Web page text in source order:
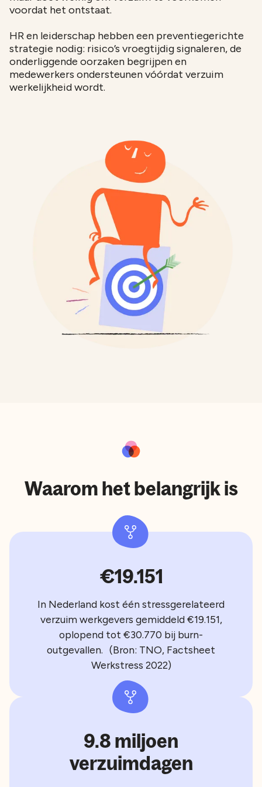
voordat het ontstaat.
HR en leiderschap hebben een preventiegerichte
strategie nodig: risico’s vroegtijdig signaleren, de
onderliggende oorzaken begrijpen en
medewerkers ondersteunen vóórdat verzuim
werkelijkheid wordt.
Waarom het belangrijk is
€19.151
In Nederland kost één stressgerelateerd
verzuim werkgevers gemiddeld €19.151,
oplopend tot €30.770 bij burn-
outgevallen. (Bron: TNO, Factsheet
Werkstress 2022)
9.8 miljoen
verzuimdagen